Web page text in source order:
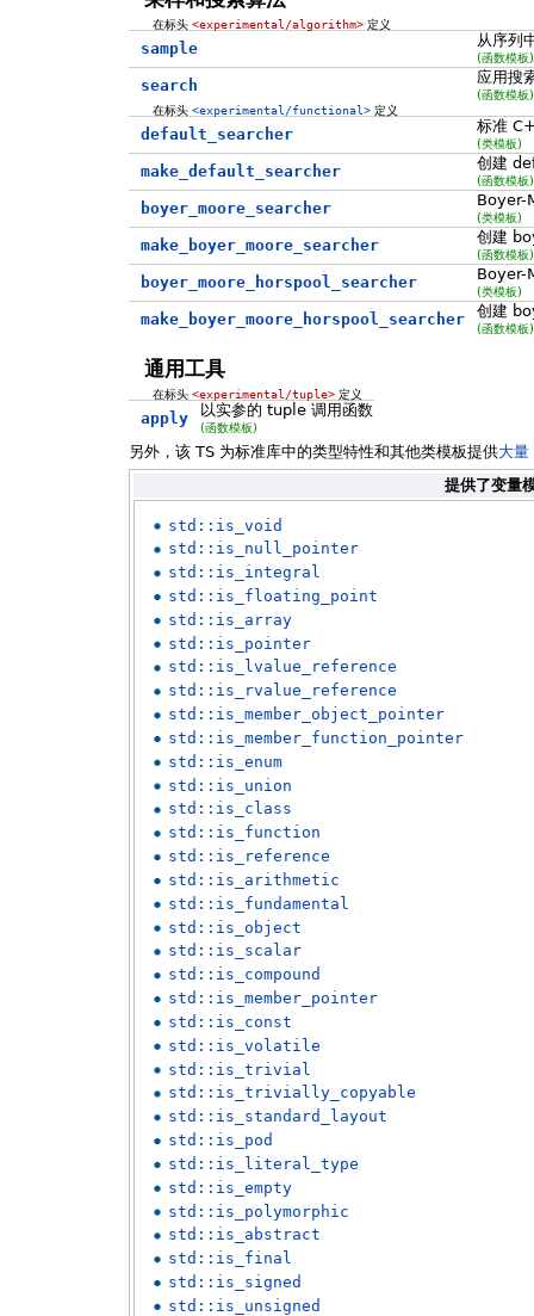
在标头<experimental/algorithm> 定义
sample 从序列
(函数模板)
search 应用搜
(函数模板)
在标头<experimental/functional> 定义
default_searcher 标准
(类模板)
make_default_searcher 创建
(函数模板)
boyer_moore_searcher Boyer-
(类模板)
make_boyer_moore_searcher 创建
(函数模板)
boyer_moore_horspool_searcher Boyer-
(类模板)
make_boyer_moore_horspool_searcher 创建
(函数模板)
通用工具
在标头<experimental/tuple> 定义
apply 以实参的 tuple 调用函数
(函数模板)
另外，该 TS 为标准库中的类型特性和其他类模板提供大量
提供了变量
std::is_void
std::is_null_pointer
std::is_integral
std::is_floating_point
std::is_array
std::is_pointer
std::is_lvalue_reference
std::is_rvalue_reference
std::is_member_object_pointer
std::is_member_function_pointer
std::is_enum
std::is_union
std::is_class
std::is_function
std::is_reference
std::is_arithmetic
std::is_fundamental
std::is_object
std::is_scalar
std::is_compound
std::is_member_pointer
std::is_const
std::is_volatile
std::is_trivial
std::is_trivially_copyable
std::is_standard_layout
std::is_pod
std::is_literal_type
std::is_empty
std::is_polymorphic
std::is_abstract
std::is_final
std::is_signed
std::is_unsigned